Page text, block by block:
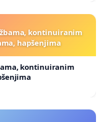
kontinuiranim
hapšenjima
kontinuiranim